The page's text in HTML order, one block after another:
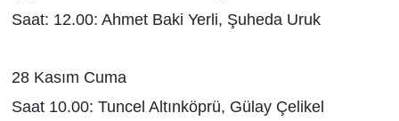
Saat: 12.00: Ahmet Baki Yerli, Şuheda Uruk
28 Kasım Cuma
Saat 10.00: Tuncel Altınköprü, Gülay Çelikel